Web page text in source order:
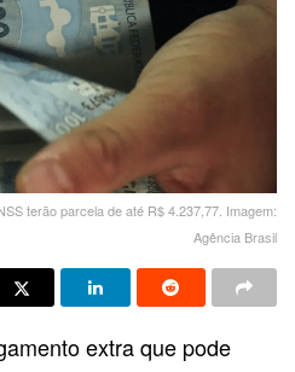
terão parcela de até R$ 4.237,77. Imagem:
Agência Brasil
extra que pode